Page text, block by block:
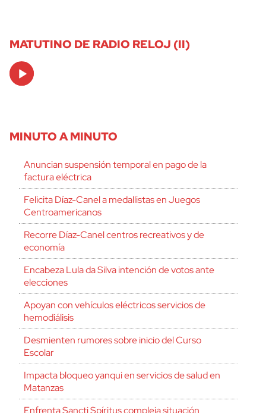
MATUTINO DE RADIO RELOJ (II)
Audio
Player
MINUTO A MINUTO
Anuncian suspensión temporal en pago de la
factura eléctrica
Felicita Díaz-Canel a medallistas en Juegos
Centroamericanos
Recorre Díaz-Canel centros recreativos y de
economía
Encabeza Lula da Silva intención de votos ante
elecciones
Apoyan con vehículos eléctricos servicios de
hemodiálisis
Desmienten rumores sobre inicio del Curso
Escolar
Impacta bloqueo yanqui en servicios de salud en
Matanzas
Enfrenta Sancti Spíritus compleja situación